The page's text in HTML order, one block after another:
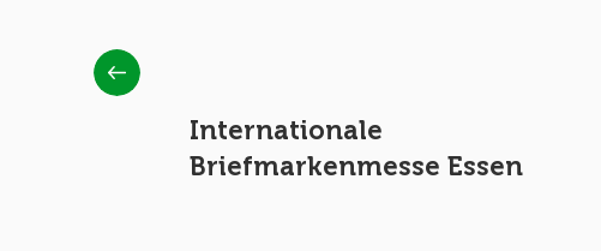
Internationale
Briefmarkenmesse Essen